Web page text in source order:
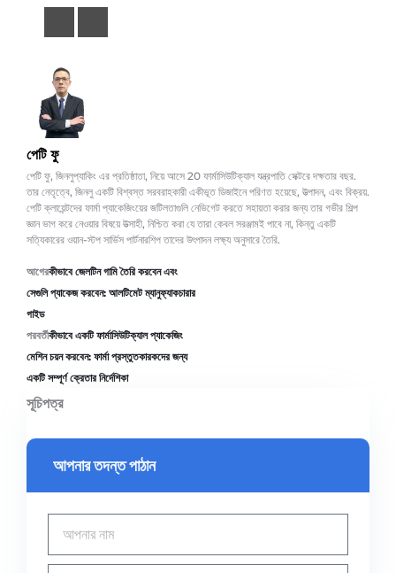
পেটি ফু
পেটি ফু, জিনলুপ্যাকিং এর প্রতিষ্ঠাতা, নিয়ে আসে 20 ফার্মাসিউটিক্যাল যন্ত্রপাতি সেক্টরে দক্ষতার বছর.
তার নেতৃত্বে, জিনলু একটি বিশ্বস্ত সরবরাহকারী একীভূত ডিজাইনে পরিণত হয়েছে, উত্পাদন, এবং বিক্রয়.
পেটি ক্লায়েন্টদের ফার্মা প্যাকেজিংয়ের জটিলতাগুলি নেভিগেট করতে সহায়তা করার জন্য তার গভীর শিল্প
জ্ঞান ভাগ করে নেওয়ার বিষয়ে উত্সাহী, নিশ্চিত করা যে তারা কেবল সরঞ্জামই পাবে না, কিন্তু একটি
সত্যিকারের ওয়ান-স্টপ সার্ভিস পার্টনারশিপ তাদের উৎপাদন লক্ষ্য অনুসারে তৈরি.
আগেরকীভাবে জেলটিন গামি তৈরি করবেন এবং
সেগুলি প্যাকেজ করবেন: আলটিমেট ম্যানুফ্যাকচারার
গাইড
পরবর্তীকীভাবে একটি ফার্মাসিউটিক্যাল প্যাকেজিং
মেশিন চয়ন করবেন: ফার্মা প্রস্তুতকারকদের জন্য
একটি সম্পূর্ণ ক্রেতার নির্দেশিকা
সূচিপত্র
আপনার তদন্ত পাঠান